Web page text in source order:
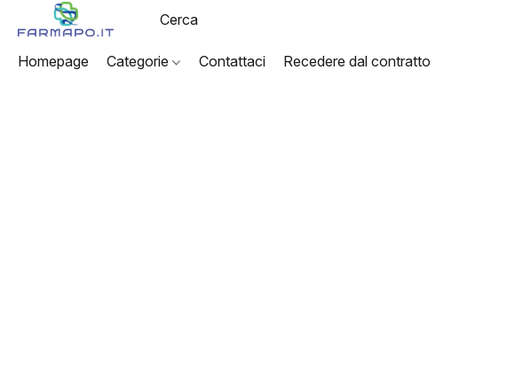
Homepage Categorie Contattaci Recedere dal contratto